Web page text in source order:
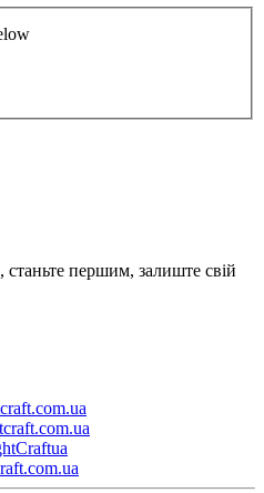
станьте першим, залиште свій